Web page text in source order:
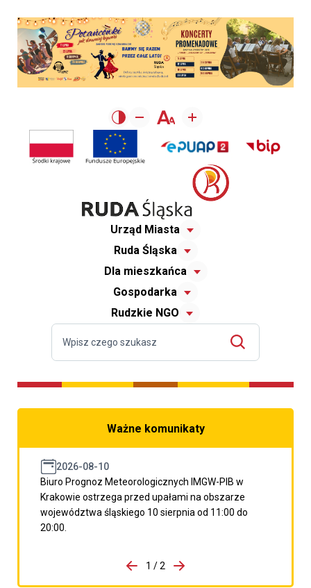
Urząd Miasta
Ruda Śląska
Dla mieszkańca
Gospodarka
Rudzkie NGO
Ważne komunikaty
2026-08-10
Biuro Prognoz Meteorologicznych IMGW-PIB w
Krakowie ostrzega przed upałami na obszarze
województwa śląskiego 10 sierpnia od 11:00 do
20:00.
porzpedniego komunikatu
1 / 2
Przejdź do następnego